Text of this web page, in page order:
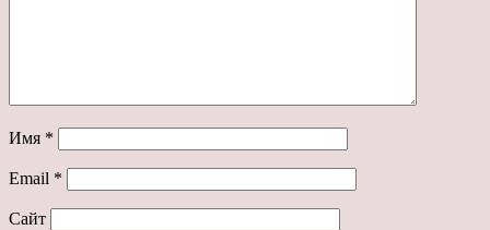
Имя *
Email *
Сайт